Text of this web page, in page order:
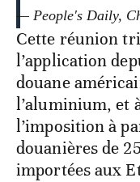
— People's Daily,
Cette réunion
l’application
douane
l’aluminium, et
l’imposition à
douanières de
importées aux